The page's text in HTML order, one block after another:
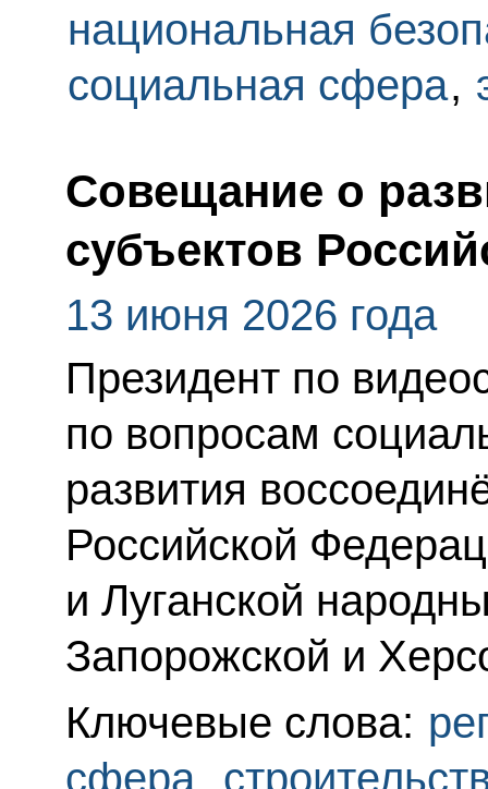
национальная
социальная сфера,
Совещание о
субъектов
13 июня 2026 года
Президент по
по вопросам
развития
Российской
и Луганской
Запорожской и
Ключевые слова:
сфера